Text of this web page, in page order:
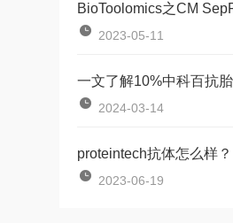
2023-05-11
2024-03-14
proteintech抗体怎么样？
2023-06-19